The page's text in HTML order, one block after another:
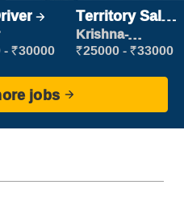
₹30000
Territory Sales
Manager
Krishna-
vijayawada
₹25000 - ₹33000
jobs